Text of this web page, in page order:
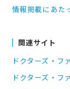
情報掲載にあた
関連サイト
ドクターズ・フ
ドクターズ・フ